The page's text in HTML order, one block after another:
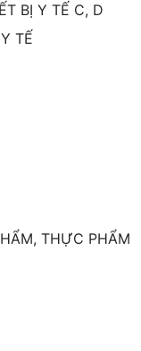
BỊ Y TẾ C, D
TẾ
THỰC PHẨM